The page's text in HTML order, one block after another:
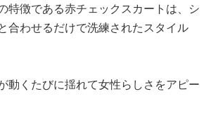
特徴である赤チェックスカートは、シ
合わせるだけで洗練されたスタイル
動くたびに揺れて女性らしさをアピー